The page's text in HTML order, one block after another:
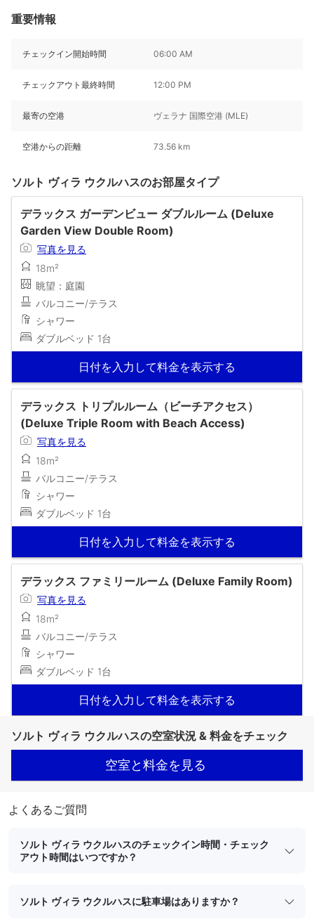
重要情報
チェックイン開始時間 06:00 AM
チェックアウト最終時間 12:00 PM
最寄の空港 ヴェラナ 国際空港 (MLE)
空港からの距離 73.56 km
ソルト ヴィラ ウクルハスのお部屋タイプ
デラックス ガーデンビュー ダブルルーム (Deluxe
Garden View Double Room)
写真を見る
18m²
眺望：庭園
バルコニー/テラス
シャワー
ダブルベッド 1台
日付を入力して料金を表示する
デラックス トリプルルーム（ビーチアクセス）
(Deluxe Triple Room with Beach Access)
写真を見る
18m²
バルコニー/テラス
シャワー
ダブルベッド 1台
日付を入力して料金を表示する
デラックス ファミリールーム (Deluxe Family Room)
写真を見る
18m²
バルコニー/テラス
シャワー
ダブルベッド 1台
日付を入力して料金を表示する
ソルト ヴィラ ウクルハスの空室状況 & 料金をチェック
空室と料金を見る
よくあるご質問
ソルト ヴィラ ウクルハスのチェックイン時間・チェック
アウト時間はいつですか？
ソルト ヴィラ ウクルハスに駐車場はありますか？